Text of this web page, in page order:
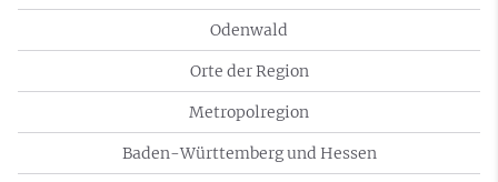
Odenwald
Orte der Region
Metropolregion
Baden-Württemberg und Hessen